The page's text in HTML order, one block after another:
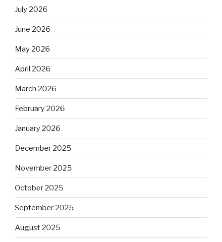
July 2026
June 2026
May 2026
April 2026
March 2026
February 2026
January 2026
December 2025
November 2025
October 2025
September 2025
August 2025